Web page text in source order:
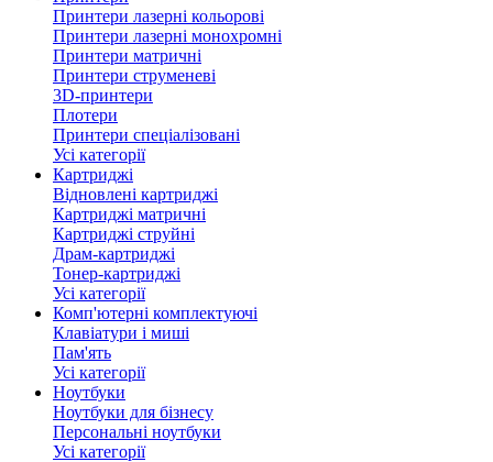
Принтери лазерні кольорові
Принтери лазерні монохромні
Принтери матричні
Принтери струменеві
3D-принтери
Плотери
Принтери спеціалізовані
Усі категорії
Картриджі
Відновлені картриджі
Картриджі матричні
Картриджі струйні
Драм-картриджі
Тонер-картриджі
Усі категорії
Комп'ютерні комплектуючі
Клавіатури і миші
Пам'ять
Усі категорії
Ноутбуки
Ноутбуки для бізнесу
Персональні ноутбуки
Усі категорії